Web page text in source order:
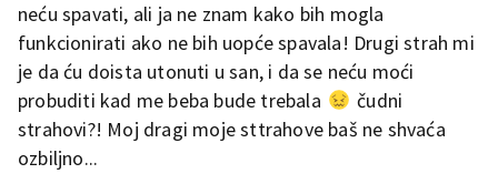
neću spavati, ali ja ne znam kako bih mogla
funkcionirati ako ne bih uopće spavala! Drugi strah mi
je da ću doista utonuti u san, i da se neću moći
probuditi kad me beba bude trebala
čudni
strahovi?! Moj dragi moje sttrahove baš ne shvaća
ozbiljno...